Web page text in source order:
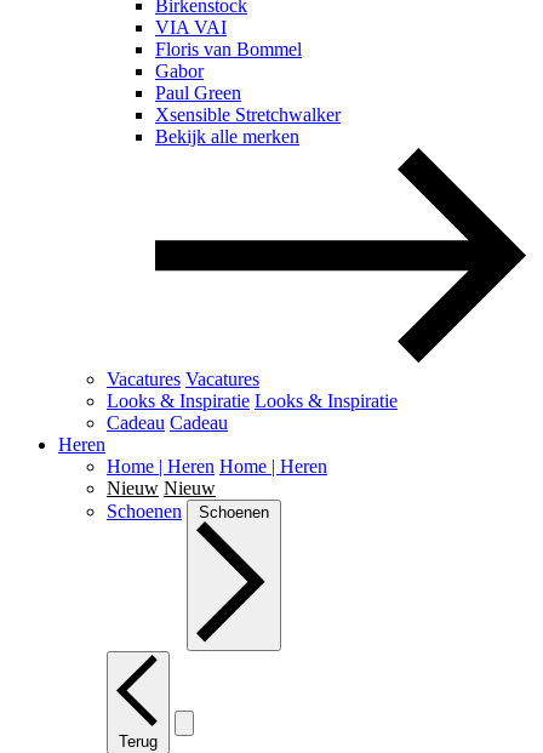
Birkenstock
VIA VAI
Floris van Bommel
Gabor
Paul Green
Xsensible Stretchwalker
Bekijk alle merken
Vacatures Vacatures
Looks & Inspiratie Looks & Inspiratie
Cadeau Cadeau
Heren
Home | Heren Home | Heren
Nieuw Nieuw
Schoenen
Schoenen
Terug